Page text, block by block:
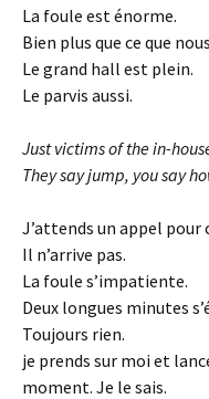
La foule est énorme.
Bien plus que ce que
Le grand hall est plein.
Le parvis aussi.
Just victims of the in-
They say jump, you say
J’attends un appel
Il n’arrive pas.
La foule s’impatiente.
Deux longues minutes
Toujours rien.
je prends sur moi et
moment. Je le sais.